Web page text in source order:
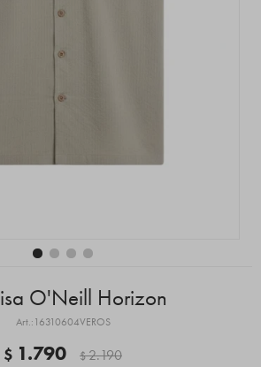
O'Neill Horizon
16310604VEROS
$ 1.790 $2.190